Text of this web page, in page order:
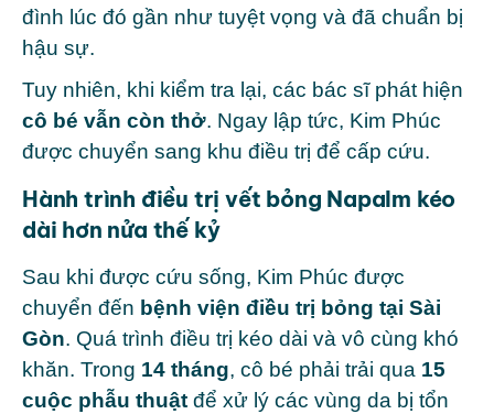
đình lúc đó gần như tuyệt vọng và đã chuẩn bị
hậu sự.
Tuy nhiên, khi kiểm tra lại, các bác sĩ phát hiện
cô bé vẫn còn thở. Ngay lập tức, Kim Phúc
được chuyển sang khu điều trị để cấp cứu.
Hành trình điều trị vết bỏng Napalm kéo
dài hơn nửa thế kỷ
Sau khi được cứu sống, Kim Phúc được
chuyển đến bệnh viện điều trị bỏng tại Sài
Gòn. Quá trình điều trị kéo dài và vô cùng khó
khăn. Trong 14 tháng, cô bé phải trải qua 15
cuộc phẫu thuật để xử lý các vùng da bị tổn